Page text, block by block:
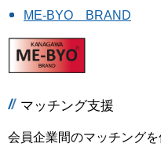
ME-BYO BRAND
マッチング支援
会員企業間のマッチング